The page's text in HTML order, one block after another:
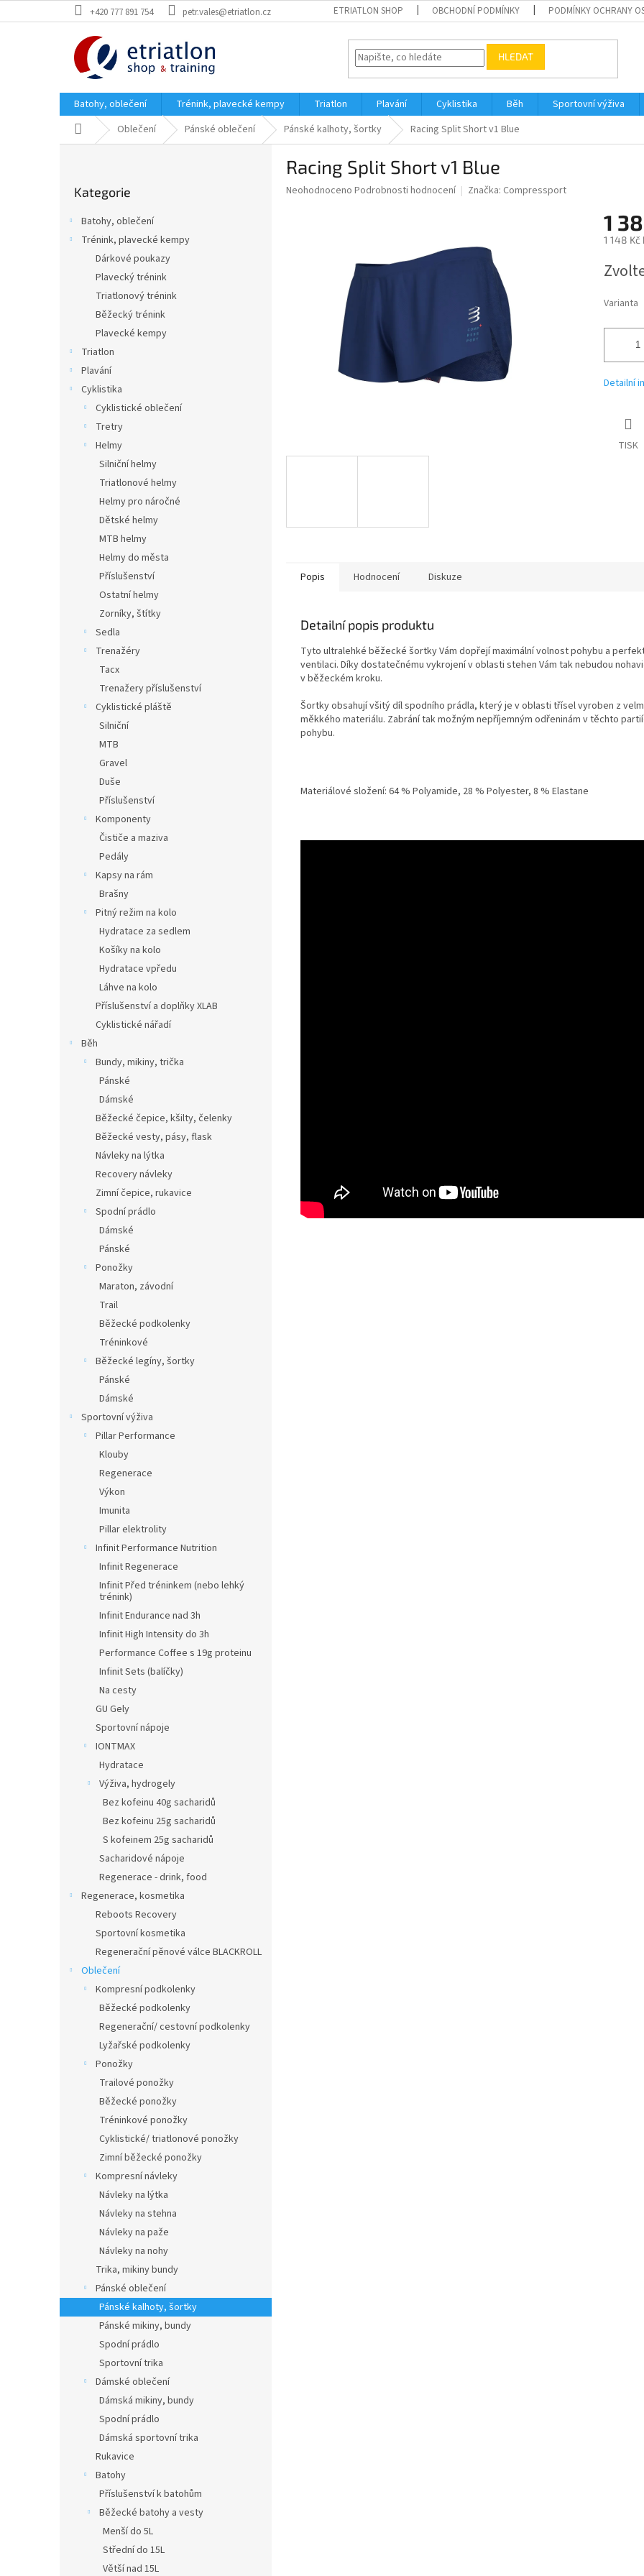
na
+420 777 891 754 petr.vales@etriatlon.cz ETRIATLON SHOP OBCHODNÍ PODMÍNKY PODMÍNKY OCHRANY
HLEDAT
Batohy, oblečení Trénink, plavecké kempy Triatlon Plavání Cyklistika Běh Sportovní výživa
Domů Oblečení Pánské oblečení Pánské kalhoty, šortky Racing Split Short v1 Blue
kategorie
Kategorie
Batohy, oblečení
Trénink, plavecké kempy
Dárkové poukazy
Plavecký trénink
Triatlonový trénink
Běžecký trénink
Plavecké kempy
Triatlon
Plavání
Cyklistika
Cyklistické oblečení
Tretry
Helmy
Silniční helmy
Triatlonové helmy
Helmy pro náročné
Dětské helmy
MTB helmy
Helmy do města
Příslušenství
Ostatní helmy
Zorníky, štítky
Sedla
Trenažéry
Tacx
Trenažery příslušenství
Cyklistické pláště
Silniční
MTB
Gravel
Duše
Příslušenství
Komponenty
Čističe a maziva
Pedály
Kapsy na rám
Brašny
Pitný režim na kolo
Hydratace za sedlem
Košíky na kolo
Hydratace vpředu
Láhve na kolo
Příslušenství a doplňky XLAB
Cyklistické nářadí
Běh
Bundy, mikiny, trička
Pánské
Dámské
Běžecké čepice, kšilty, čelenky
Běžecké vesty, pásy, flask
Návleky na lýtka
Recovery návleky
Zimní čepice, rukavice
Spodní prádlo
Dámské
Pánské
Ponožky
Maraton, závodní
Trail
Běžecké podkolenky
Tréninkové
Běžecké legíny, šortky
Pánské
Dámské
Sportovní výživa
Pillar Performance
Klouby
Regenerace
Výkon
Imunita
Pillar elektrolity
Infinit Performance Nutrition
Infinit Regenerace
Infinit Před tréninkem (nebo lehký
trénink)
Infinit Endurance nad 3h
Infinit High Intensity do 3h
Performance Coffee s 19g proteinu
Infinit Sets (balíčky)
Na cesty
GU Gely
Sportovní nápoje
IONTMAX
Hydratace
Výživa, hydrogely
Bez kofeinu 40g sacharidů
Bez kofeinu 25g sacharidů
S kofeinem 25g sacharidů
Sacharidové nápoje
Regenerace - drink, food
Regenerace, kosmetika
Reboots Recovery
Sportovní kosmetika
Regenerační pěnové válce BLACKROLL
Oblečení
Kompresní podkolenky
Běžecké podkolenky
Regenerační/ cestovní podkolenky
Lyžařské podkolenky
Ponožky
Trailové ponožky
Běžecké ponožky
Tréninkové ponožky
Cyklistické/ triatlonové ponožky
Zimní běžecké ponožky
Kompresní návleky
Návleky na lýtka
Návleky na stehna
Návleky na paže
Návleky na nohy
Trika, mikiny bundy
Pánské oblečení
Pánské kalhoty, šortky
Pánské mikiny, bundy
Spodní prádlo
Sportovní trika
Dámské oblečení
Dámská mikiny, bundy
Spodní prádlo
Dámská sportovní trika
Rukavice
Batohy
Příslušenství k batohům
Běžecké batohy a vesty
Menší do 5L
Střední do 15L
Větší nad 15L
Racing Split Short v1 Blue
Průměrné
Neohodnoceno Podrobnosti hodnocení Značka: Compressport
1
1 148 Kč
cena:
Varianta
Detailní
TISK
Popis Hodnocení Diskuze
Detailní popis produktu
Tyto ultralehké běžecké šortky Vám dopřejí maximální volnost pohybu a
ventilaci. Díky dostatečnému vykrojení v oblasti stehen Vám tak nebudou
v běžeckém kroku.
Šortky obsahují všitý díl spodního prádla, který je v oblasti třísel vyroben z
měkkého materiálu. Zabrání tak možným nepříjemným odřeninám v těchto
pohybu.
Materiálové složení: 64 % Polyamide, 28 % Polyester, 8 % Elastane